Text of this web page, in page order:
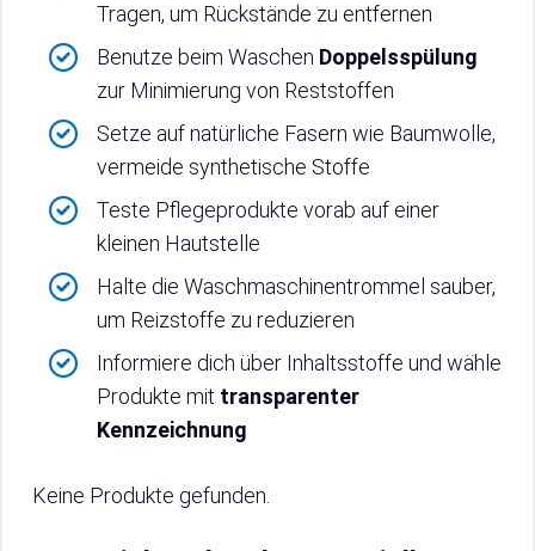
Tragen, um Rückstände zu entfernen
Benutze beim Waschen Doppelsspülung
zur Minimierung von Reststoffen
Setze auf natürliche Fasern wie Baumwolle,
vermeide synthetische Stoffe
Teste Pflegeprodukte vorab auf einer
kleinen Hautstelle
Halte die Waschmaschinentrommel sauber,
um Reizstoffe zu reduzieren
Informiere dich über Inhaltsstoffe und wähle
Produkte mit transparenter
Kennzeichnung
Keine Produkte gefunden.